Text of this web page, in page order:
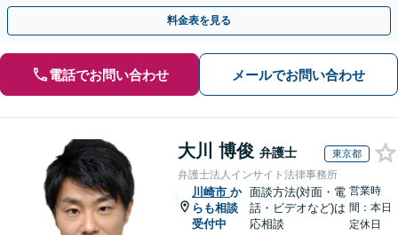
害」のご相談も対応します【初回相談無料】【Web相談可】
料金表を見る
電話でお問い合わせ メールでお問い合わせ
大川 博俊 弁護士 東京都
弁護士法人インサイト法律事務所
川崎市 か
らも相談
受付中
面談方法(対面・電
話・ビデオなど)は
応相談
営業時
間：本日
定休日